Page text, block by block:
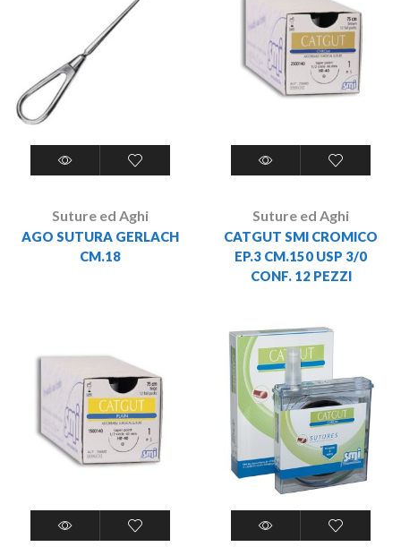
Suture ed Aghi
AGO SUTURA GERLACH
CM.18
Suture ed Aghi
CATGUT SMI CROMICO
EP.3 CM.150 USP 3/0
CONF. 12 PEZZI